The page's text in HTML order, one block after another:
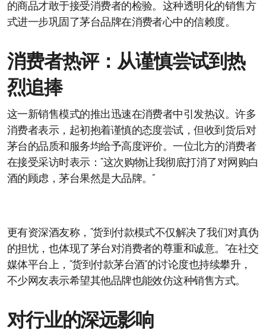
的商品才敢于接受消费者的检验。这种透明化的销售方
式进一步巩固了茅台品牌在消费者心中的信赖度。
消费者热评：从谨慎尝试到热
烈追捧
这一新销售模式的推出迅速在消费者中引发热议。许多
消费者表示，起初抱着谨慎的态度尝试，但收到货后对
茅台的品质和服务均给予高度评价。一位北方的消费者
在接受采访时表示：“这次购物让我彻底打消了对网购白
酒的顾虑，茅台果然是大品牌。”
更有资深酒友称，“货到付款模式不仅解决了我们对真伪
的担忧，也体现了茅台对消费者的尊重和诚意。”在社交
媒体平台上，“货到付款茅台酒”的讨论度也持续攀升，
不少网友表示希望其他品牌也能效仿这种销售方式。
对行业的深远影响